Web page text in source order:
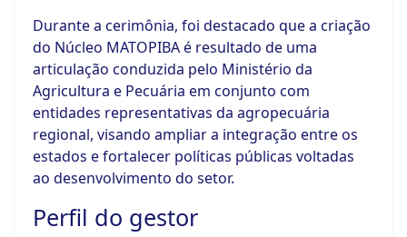
Durante a cerimônia, foi destacado que a criação
do Núcleo MATOPIBA é resultado de uma
articulação conduzida pelo Ministério da
Agricultura e Pecuária em conjunto com
entidades representativas da agropecuária
regional, visando ampliar a integração entre os
estados e fortalecer políticas públicas voltadas
ao desenvolvimento do setor.
Perfil do gestor